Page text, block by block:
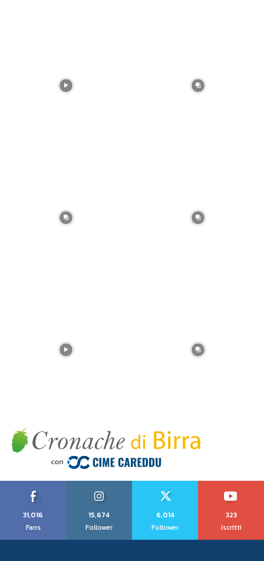
31,016
Fans
15,674
Follower
6,014
Follower
323
Iscritti